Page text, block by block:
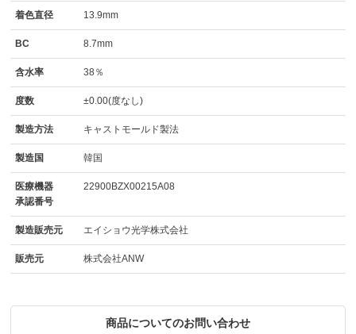
着色直径 13.9mm
BC 8.7mm
含水率 38％
度数 ±0.00(度なし)
製造方法 キャストモールド製法
製造国 韓国
医療機器
承認番号
22900BZX00215A08
製造販売元 エイショウ光学株式会社
販売元 株式会社ANW
商品についてのお問い合わせ